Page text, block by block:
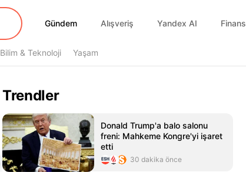
Gündem
Gündem Alışveriş Yandex AI Finans
Bilim & Teknoloji Yaşam
Trendler
Donald Trump'a balo salonu
freni: Mahkeme Kongre'yi işaret
etti
30 dakika önce